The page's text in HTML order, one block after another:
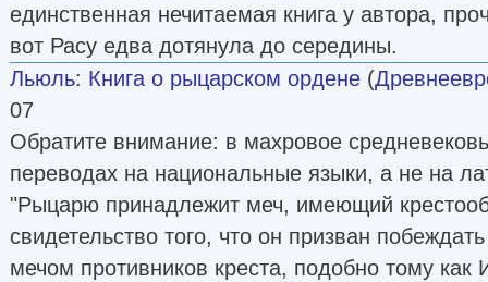
единственная нечитаемая книга у автора,
вот Расу едва дотянула до середины.
Льюль: Книга о рыцарском ордене (
07
Обратите внимание: в махровое
переводах на национальные языки, а не на
"Рыцарю принадлежит меч, имеющий
свидетельство того, что он призван
мечом противников креста, подобно тому как